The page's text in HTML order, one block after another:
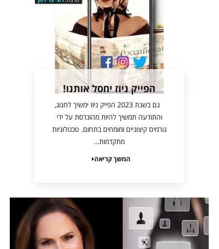
הפייק ניוז יחסל אותנו!
גם בשנת 2023 הפייק ניוז ימשיך לחגוג,
והתודעה תמשיך להיות מהונדסת על ידי
גורמים קיצוניים ומומחים בתחום. טכנולוגיות
מתקדמות…
המשך קריאה